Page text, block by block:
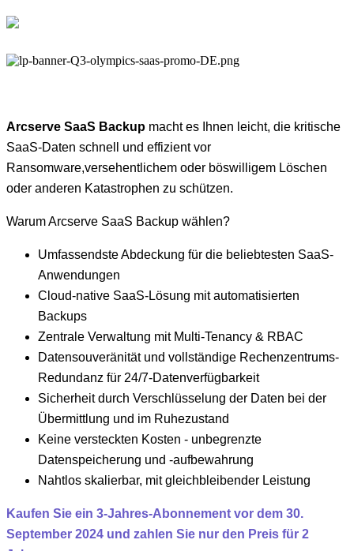
Arcserve SaaS Backup macht es Ihnen leicht, die kritische
SaaS-Daten schnell und effizient vor
Ransomware,versehentlichem oder böswilligem Löschen
oder anderen Katastrophen zu schützen.
Warum Arcserve SaaS Backup wählen?
Umfassendste Abdeckung für die beliebtesten SaaS-
Anwendungen
Cloud-native SaaS-Lösung mit automatisierten
Backups
Zentrale Verwaltung mit Multi-Tenancy & RBAC
Datensouveränität und vollständige Rechenzentrums-
Redundanz für 24/7-Datenverfügbarkeit
Sicherheit durch Verschlüsselung der Daten bei der
Übermittlung und im Ruhezustand
Keine versteckten Kosten - unbegrenzte
Datenspeicherung und -aufbewahrung
Nahtlos skalierbar, mit gleichbleibender Leistung
Kaufen Sie ein 3-Jahres-Abonnement vor dem 30.
September 2024 und zahlen Sie nur den Preis für 2